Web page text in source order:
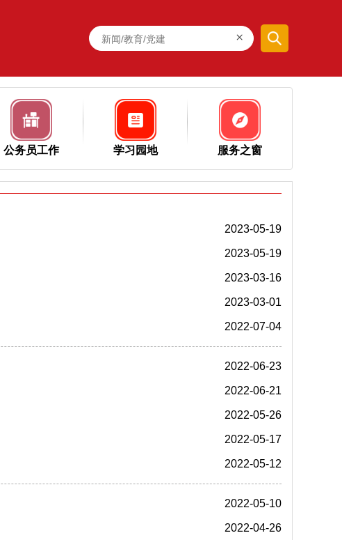
×
公务员工作 学习园地 服务之窗
2023-05-19
2023-05-19
2023-03-16
2023-03-01
2022-07-04
2022-06-23
2022-06-21
2022-05-26
2022-05-17
2022-05-12
2022-05-10
2022-04-26